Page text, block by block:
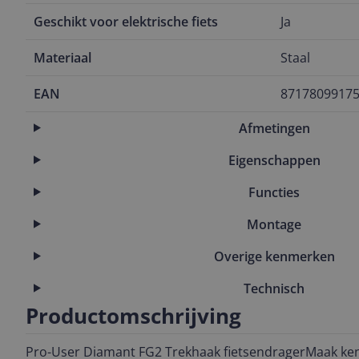
Geschikt voor elektrische fiets Ja
Materiaal Staal
EAN
Afmetingen
Eigenschappen
Functies
Montage
Overige kenmerken
Technisch
Productomschrijving
Pro-User Diamant FG2 Trekhaak fietsendragerMaak